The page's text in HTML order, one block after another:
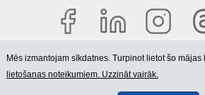
© 2006-2026 SIA
Mēs izmantojam sīkdatnes. Turpinot lietot šo
lietošanas noteikumiem. Uzzināt vairāk.